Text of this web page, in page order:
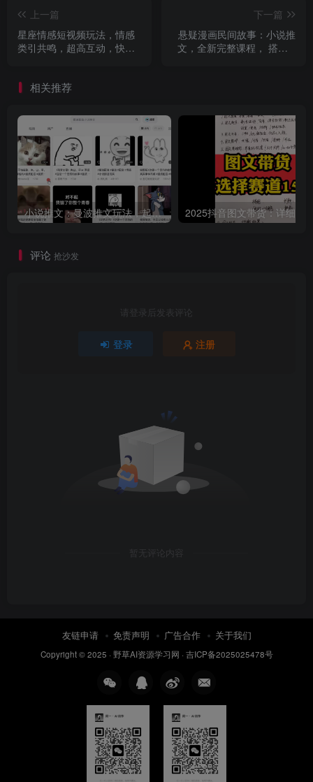
上一篇
星座情感短视频玩法，情感
类引共鸣，超高互动，快速
下一篇
悬疑漫画民间故事：小说推
文，全新完整课程， 搭配ai
相关推荐
小说推文：曼波推文玩法，起号快，流量猛，一天收益1k+
评论 抢沙发
请登录后发表评论
登录 注册
暂无评论内容
友链申请 免责声明 广告合作 关于我们
Copyright © 2025 · 野草AI资源学习网 · 吉ICP备2025025478号